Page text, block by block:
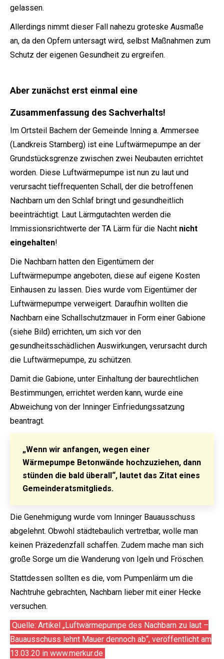
gelassen.
Allerdings nimmt dieser Fall nahezu groteske Ausmaße
an, da den Opfern untersagt wird, selbst Maßnahmen zum
Schutz der eigenen Gesundheit zu ergreifen.
Aber zunächst erst einmal eine
Zusammenfassung des Sachverhalts!
Im Ortsteil Bachern der Gemeinde Inning a. Ammersee
(Landkreis Starnberg) ist eine Luftwärmepumpe an der
Grundstücksgrenze zwischen zwei Neubauten errichtet
worden. Diese Luftwärmepumpe ist nun zu laut und
verursacht tieffrequenten Schall, der die betroffenen
Nachbarn um den Schlaf bringt und gesundheitlich
beeinträchtigt. Laut Lärmgutachten werden die
Immissionsrichtwerte der TA Lärm für die Nacht nicht
eingehalten!
Die Nachbarn hatten den Eigentümern der
Luftwärmepumpe angeboten, diese auf eigene Kosten
Einhausen zu lassen. Dies wurde vom Eigentümer der
Luftwärmepumpe verweigert. Daraufhin wollten die
Nachbarn eine Schallschutzmauer in Form einer Gabione
(siehe Bild) errichten, um sich vor den
gesundheitsschädlichen Auswirkungen, verursacht durch
die Luftwärmepumpe, zu schützen.
Damit die Gabione, unter Einhaltung der baurechtlichen
Bestimmungen, errichtet werden kann, wurde eine
Abweichung von der Inninger Einfriedungssatzung
beantragt.
„Wenn wir anfangen, wegen einer
Wärmepumpe Betonwände hochzuziehen, dann
stünden die bald überall“, lautet das Zitat eines
Gemeinderatsmitglieds.
Die Genehmigung wurde vom Inninger Bauausschuss
abgelehnt. Obwohl städtebaulich vertretbar, wolle man
keinen Präzedenzfall schaffen. Zudem mache man sich
große Sorge um die Wanderung von Igeln und Fröschen.
Stattdessen sollten es die, vom Pumpenlärm um die
Nachtruhe gebrachten, Nachbarn lieber mit einer Hecke
versuchen.
Quelle: Artikel „Luftwärmepumpe des Nachbarn zu laut –
Bauausschuss lehnt Mauer dennoch ab“, veröffentlicht am
13.03.20 in www.merkur.de